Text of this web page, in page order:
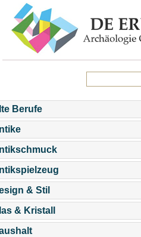
Berufe
& Stil
& Kristall